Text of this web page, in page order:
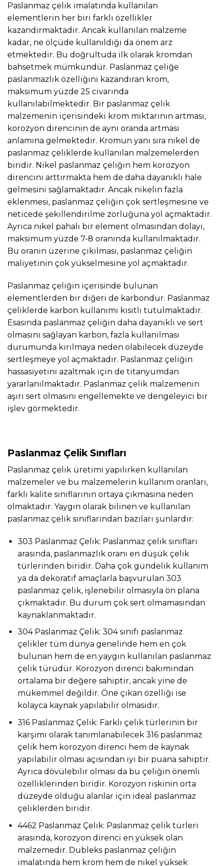
Paslanmaz çelik imalatında kullanılan
elementlerin her biri farklı özellikler
kazandırmaktadır. Ancak kullanılan malzeme
kadar, ne ölçüde kullanıldığı da önem arz
etmektedir. Bu doğrultuda ilk olarak kromdan
bahsetmek mümkündür. Paslanmaz çeliğe
paslanmazlık özelliğini kazandıran krom,
maksimum yüzde 25 civarında
kullanılabilmektedir. Bir paslanmaz çelik
malzemenin içerisindeki krom miktarının artması,
korozyon direncinin de aynı oranda artması
anlamına gelmektedir. Kromun yanı sıra nikel de
paslanmaz çeliklerde kullanılan malzemelerden
biridir. Nikel paslanmaz çeliğin hem korozyon
direncini arttırmakta hem de daha dayanıklı hale
gelmesini sağlamaktadır. Ancak nikelin fazla
eklenmesi, paslanmaz çeliğin çok sertleşmesine ve
neticede şekillendirilme zorluğuna yol açmaktadır.
Ayrıca nikel pahalı bir element olmasından dolayı,
maksimum yüzde 7-8 oranında kullanılmaktadır.
Bu oranın üzerine çıkılması, paslanmaz çeliğin
maliyetinin çok yükselmesine yol açmaktadır.
Paslanmaz çeliğin içerisinde bulunan
elementlerden bir diğeri de karbondur. Paslanmaz
çeliklerde karbon kullanımı kısıtlı tutulmaktadır.
Esasında paslanmaz çeliğin daha dayanıklı ve sert
olmasını sağlayan karbon, fazla kullanılması
durumunda kırılmaya neden olabilecek düzeyde
sertleşmeye yol açmaktadır. Paslanmaz çeliğin
hassasiyetini azaltmak için de titanyumdan
yararlanılmaktadır. Paslanmaz çelik malzemenin
aşırı sert olmasını engellemekte ve dengeleyici bir
işlev görmektedir.
Paslanmaz Çelik Sınıfları
Paslanmaz çelik üretimi yapılırken kullanılan
malzemeler ve bu malzemelerin kullanım oranları,
farklı kalite sınıflarının ortaya çıkmasına neden
olmaktadır. Yaygın olarak bilinen ve kullanılan
paslanmaz çelik sınıflarından bazıları şunlardır:
303 Paslanmaz Çelik: Paslanmaz çelik sınıfları
arasında, paslanmazlık oranı en düşük çelik
türlerinden biridir. Daha çok gündelik kullanım
ya da dekoratif amaçlarla başvurulan 303
paslanmaz çelik, işlenebilir olmasıyla ön plana
çıkmaktadır. Bu durum çok sert olmamasından
kaynaklanmaktadır.
304 Paslanmaz Çelik: 304 sınıfı paslanmaz
çelikler tüm dünya genelinde hem en çok
bulunan hem de en yaygın kullanılan paslanmaz
çelik türüdür. Korozyon direnci bakımından
ortalama bir değere sahiptir, ancak yine de
mükemmel değildir. Öne çıkan özelliği ise
kolayca kaynak yapılabilir olmasıdır.
316 Paslanmaz Çelik: Farklı çelik türlerinin bir
karşımı olarak tanımlanabilecek 316 paslanmaz
çelik hem korozyon direnci hem de kaynak
yapılabilir olması açısından iyi bir puana sahiptir.
Ayrıca dövülebilir olması da bu çeliğin önemli
özelliklerinden biridir. Korozyon riskinin orta
düzeyde olduğu alanlar için ideal paslanmaz
çeliklerden biridir.
4462 Paslanmaz Çelik: Paslanmaz çelik türleri
arasında, korozyon direnci en yüksek olan
malzemedir. Dubleks paslanmaz çeliğin
imalatında hem krom hem de nikel yüksek